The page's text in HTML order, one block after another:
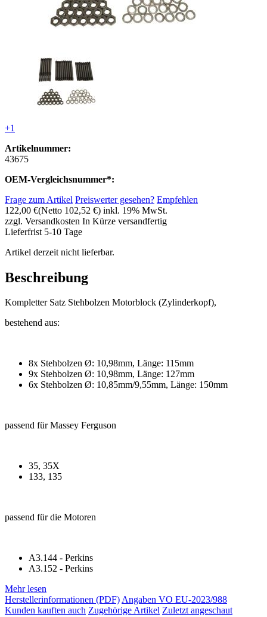
+1
Artikelnummer:
43675
OEM-Vergleichsnummer*:
Frage zum Artikel Preiswerter gesehen? Empfehlen
122,00 €(Netto 102,52 €) inkl. 19% MwSt.
zzgl. Versandkosten In Kürze versandfertig
Lieferfrist 5-10 Tage
Artikel derzeit nicht lieferbar.
Beschreibung
Kompletter Satz Stehbolzen Motorblock (Zylinderkopf),
bestehend aus:
8x Stehbolzen Ø: 10,98mm, Länge: 115mm
9x Stehbolzen Ø: 10,98mm, Länge: 127mm
6x Stehbolzen Ø: 10,85mm/9,55mm, Länge: 150mm
passend für Massey Ferguson
35, 35X
133, 135
passend für die Motoren
A3.144 - Perkins
A3.152 - Perkins
Mehr lesen
Herstellerinformationen (PDF)Angaben VO EU-2023/988
Kunden kauften auch Zugehörige Artikel Zuletzt angeschaut